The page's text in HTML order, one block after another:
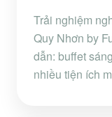
Trải nghiệm
Quy Nhơn by
dẫn: buffet
nhiều tiện ích